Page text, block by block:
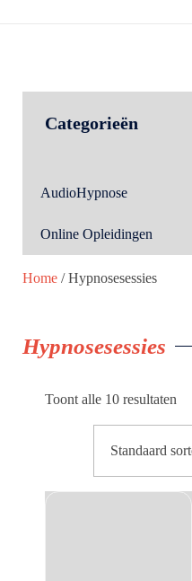
Categorieën
AudioHypnose
Online Opleidingen
Home / Hypnosesessies
Hypnosesessies
Toont alle 10 resultaten